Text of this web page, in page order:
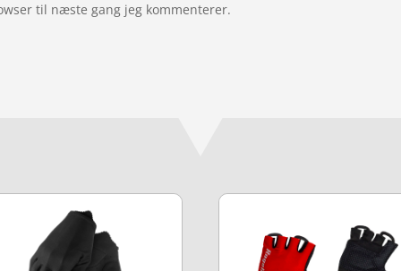
til næste gang jeg kommenterer.